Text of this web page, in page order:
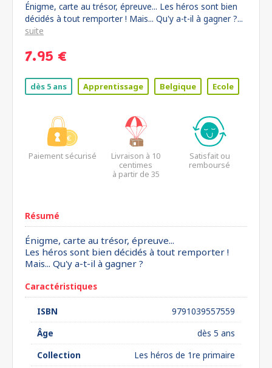
Énigme, carte au trésor, épreuve... Les héros sont bien
décidés à tout remporter ! Mais... Qu'y a-t-il à gagner ?...
suite
7.95 €
dès 5 ans Apprentissage Belgique Ecole
Paiement sécurisé
Livraison à 10
centimes
à partir de 35
Satisfait ou
remboursé
Résumé
Énigme, carte au trésor, épreuve...
Les héros sont bien décidés à tout remporter !
Mais... Qu'y a-t-il à gagner ?
Caractéristiques
ISBN
9791039557559
Âge
dès 5 ans
Collection
Les héros de 1re primaire